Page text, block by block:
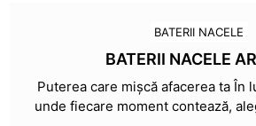
BATERII NACELE
BATERII NACELE
Puterea care mișcă afacerea ta În
unde fiecare moment contează,